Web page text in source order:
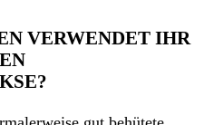
VERWENDET IHR